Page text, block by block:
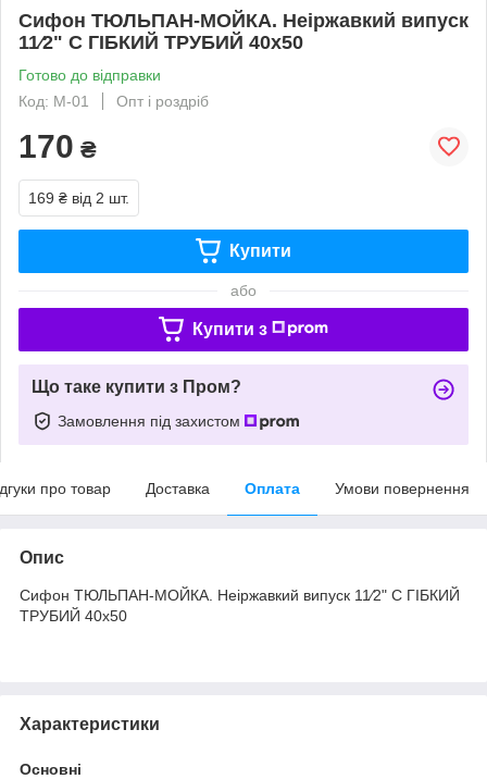
Сифон ТЮЛЬПАН-МОЙКА. Неіржавкий випуск
11⁄2" C ГІБКИЙ ТРУБИЙ 40х50
Готово до відправки
Код: М-01
Опт і роздріб
170 ₴
169 ₴ від 2 шт.
Купити
або
Купити з
Що таке купити з Пром?
Замовлення під захистом
про товар Доставка Оплата Умови повернення
Опис
Сифон ТЮЛЬПАН-МОЙКА. Неіржавкий випуск 11⁄2" C ГІБКИЙ
ТРУБИЙ 40х50
Характеристики
Основні